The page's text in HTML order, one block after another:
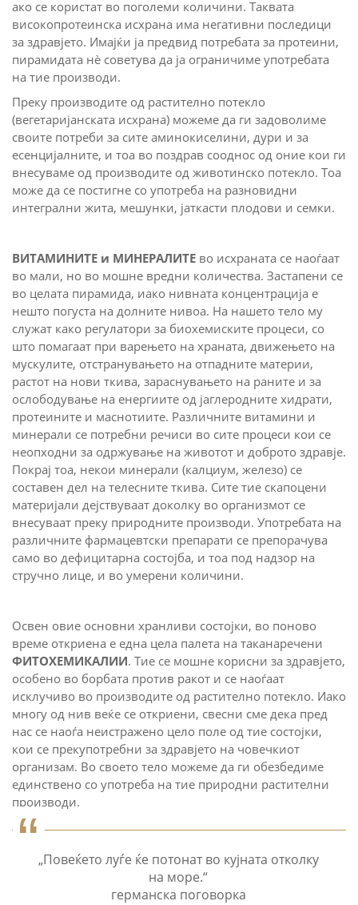
ако се користат во поголеми количини. Таквата
високопротеинска исхрана има негативни последици
за здравјето. Имајќи ја предвид потребата за протеини,
пирамидата нè советува да ја ограничиме употребата
на тие производи.
Преку производите од растително потекло
(вегетаријанската исхрана) можеме да ги задоволиме
своите потреби за сите аминокиселини, дури и за
есенцијалните, и тоа во поздрав сооднос од оние кои ги
внесуваме од производите од животинско потекло. Тоа
може да се постигне со употреба на разновидни
интегрални жита, мешунки, јаткасти плодови и семки.
ВИТАМИНИТЕ и МИНЕРАЛИТЕ во исхраната се наоѓаат
во мали, но во мошне вредни количества. Застапени се
во целата пирамида, иако нивната концентрација е
нешто погуста на долните нивоа. На нашето тело му
служат како регулатори за биохемиските процеси, со
што помагаат при варењето на храната, движењето на
мускулите, отстранувањето на отпадните материи,
растот на нови ткива, зараснувањето на раните и за
ослободување на енергиите од јаглеродните хидрати,
протеините и маснотиите. Различните витамини и
минерали се потребни речиси во сите процеси кои се
неопходни за одржување на животот и доброто здравје.
Покрај тоа, некои минерали (калциум, железо) се
составен дел на телесните ткива. Сите тие скапоцени
материјали дејствуваат доколку во организмот се
внесуваат преку природните производи. Употребата на
различните фармацевтски препарати се препорачува
само во дефицитарна состојба, и тоа под надзор на
стручно лице, и во умерени количини.
Освен овие основни хранливи состојки, во поново
време откриена е една цела палета на таканаречени
ФИТОХЕМИКАЛИИ. Тие се мошне корисни за здравјето,
особено во борбата против ракот и се наоѓаат
исклучиво во производите од растително потекло. Иако
многу од нив веќе се откриени, свесни сме дека пред
нас се наоѓа неистражено цело поле од тие состојки,
кои се прекупотребни за здравјето на човечкиот
организам. Во своето тело можеме да ги обезбедиме
единствено со употреба на тие природни растителни
производи.
„Повеќето луѓе ќе потонат во кујната отколку
на море.“
германска поговорка